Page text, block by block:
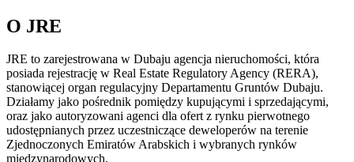
O JRE
JRE to zarejestrowana w Dubaju agencja nieruchomości, która
posiada rejestrację w Real Estate Regulatory Agency (RERA),
stanowiącej organ regulacyjny Departamentu Gruntów Dubaju.
Działamy jako pośrednik pomiędzy kupującymi i sprzedającymi,
oraz jako autoryzowani agenci dla ofert z rynku pierwotnego
udostępnianych przez uczestniczące deweloperów na terenie
Zjednoczonych Emiratów Arabskich i wybranych rynków
międzynarodowych.